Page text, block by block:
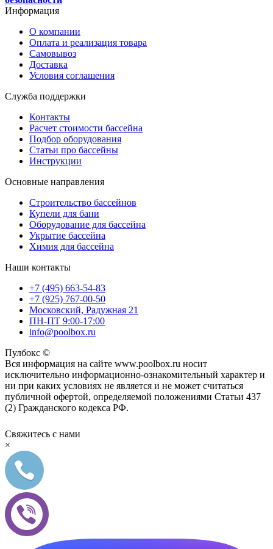
Информация
О компании
Оплата и реализация товара
Самовывоз
Доставка
Условия соглашения
Служба поддержки
Контакты
Расчет стоимости бассейна
Подбор оборудования
Статьи про бассейны
Инструкции
Основные направления
Строительство бассейнов
Купели для бани
Оборудование для бассейна
Укрытие бассейна
Химия для бассейна
Наши контакты
+7 (495) 663-54-83
+7 (925) 767-00-50
Московский, Радужная 21
ПН-ПТ 9:00-17:00
info@poolbox.ru
Пулбокс ©
Вся информация на сайте www.poolbox.ru носит
исключительно информационно-ознакомительный характер и
ни при каких условиях не является и не может считаться
публичной офертой, определяемой положениями Статьи 437
(2) Гражданского кодекса РФ.
Свяжитесь с нами
×